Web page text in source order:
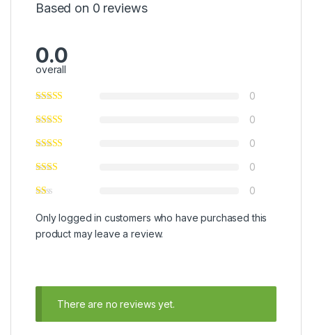
Based on 0 reviews
0.0
overall
0
0
0
0
0
Only logged in customers who have purchased this
product may leave a review.
There are no reviews yet.